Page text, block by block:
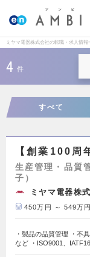
ミヤマ電器株式会社の転職・求人情報
4 件
すべて
【創業100周
生産管理・品質
子）
ミヤマ電器株
450万円 ～ 549万円
・製品の品質管理 ・不
など ・ISO9001、